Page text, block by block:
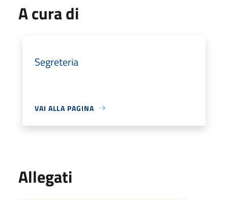
A cura di
Segreteria
VAI ALLA PAGINA
Allegati